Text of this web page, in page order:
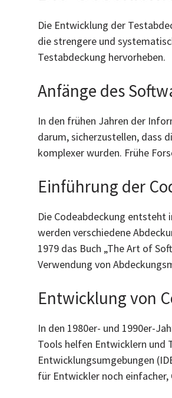
Die Entwicklung der
die strengere und
Testabdeckung hervorheben.
Anfänge des
In den frühen Jahren der
darum, sicherzustellen, dass
komplexer wurden. Frühe
Einführung der
Die Codeabdeckung entsteht
werden verschiedene
1979 das Buch „The Art of
Verwendung von
Entwicklung von
In den 1980er- und 1990er-
Tools helfen Entwicklern und
Entwicklungsumgebungen
für Entwickler noch einfacher,